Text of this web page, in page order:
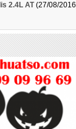
2.4L AT(27/08/2016